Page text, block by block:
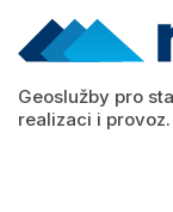
Geoslužby pro
realizaci i provoz.